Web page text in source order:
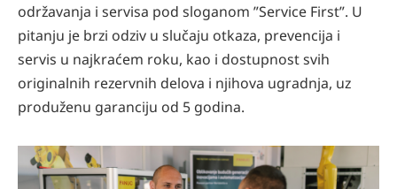
održavanja i servisa pod sloganom ”Service First”. U
pitanju je brzi odziv u slučaju otkaza, prevencija i
servis u najkraćem roku, kao i dostupnost svih
originalnih rezervnih delova i njihova ugradnja, uz
produženu garanciju od 5 godina.